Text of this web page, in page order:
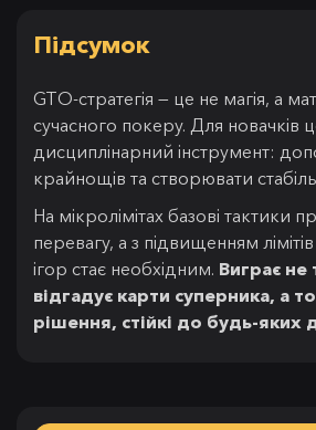
Підсумок
GTO-стратегія — це не магія, а
сучасного покеру. Для новачків
дисциплінарний інструмент:
крайнощів та створювати
На мікролімітах базові тактики
перевагу, а з підвищенням лімітів
ігор стає необхідним. Виграє не
відгадує карти суперника, а
рішення, стійкі до будь-яких